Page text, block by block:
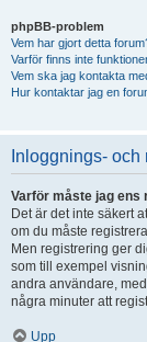
phpBB-problem
Vem har gjort detta
Varför finns inte
Vem ska jag kontakta
Hur kontaktar jag en
Inloggnings-
Varför måste jag ens
Det är det inte säkert
om du måste
Men registrering ger
som till exempel
andra användare,
några minuter att
Upp